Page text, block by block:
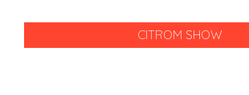
CITROM SHOW